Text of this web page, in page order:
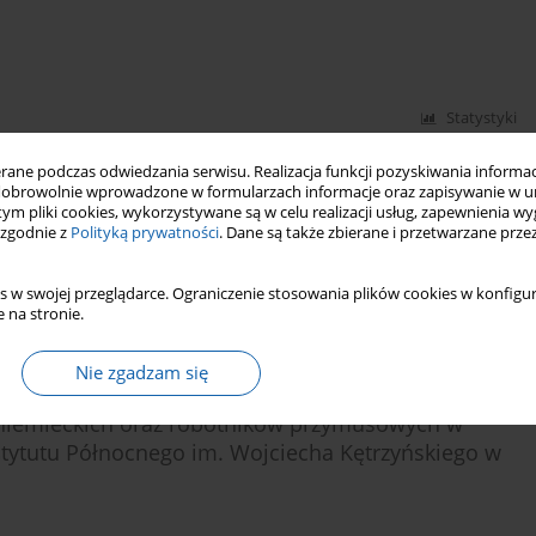
podczas odwiedzania serwisu. Realizacja funkcji pozyskiwania
wprowadzone w formularzach informacje oraz zapisywanie w
pliki cookies, wykorzystywane są w celu realizacji usług, zapewnienia
z Polityką prywatności. Dane są także zbierane i przetwarzane
w swojej przeglądarce. Ograniczenie stosowania plików cookies w
na stronie.
Nie zgadzam się
Statystyki
niemieckiej broszury dla komisji alianckiej -
oraz robotników przymusowych w
Północnego im. Wojciecha Kętrzyńskiego w